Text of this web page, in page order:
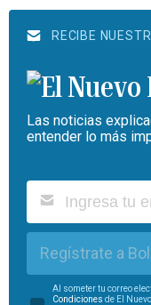
RECIBE
Las noticias
entender lo más
Regístrate a
Al someter tu correo
Condiciones de El